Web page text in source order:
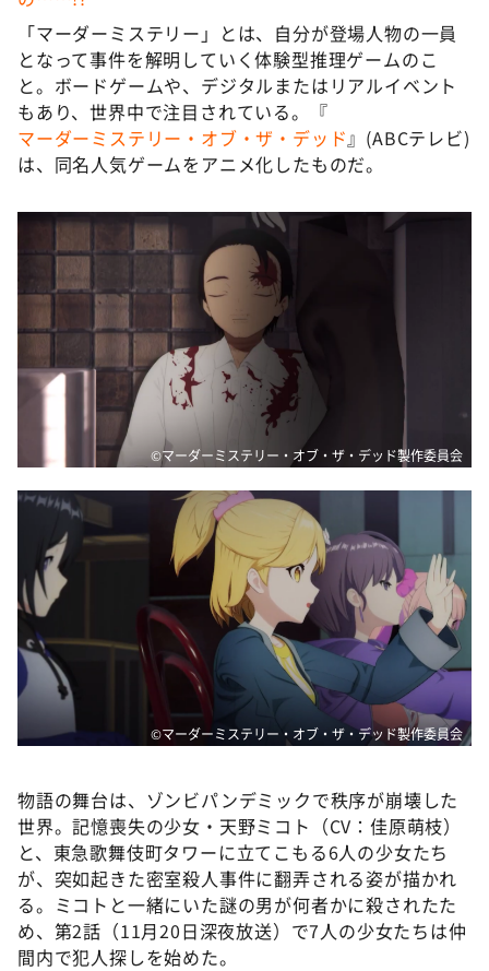
「マーダーミステリー」とは、自分が登場人物の一員
となって事件を解明していく体験型推理ゲームのこ
と。ボードゲームや、デジタルまたはリアルイベント
もあり、世界中で注目されている。『
マーダーミステリー・オブ・ザ・デッド』(ABCテレビ)
は、同名人気ゲームをアニメ化したものだ。
©マーダーミステリー・オブ・ザ・デッド製作委員会
©マーダーミステリー・オブ・ザ・デッド製作委員会
物語の舞台は、ゾンビパンデミックで秩序が崩壊した
世界。記憶喪失の少女・天野ミコト（CV：佳原萌枝）
と、東急歌舞伎町タワーに立てこもる6人の少女たち
が、突如起きた密室殺人事件に翻弄される姿が描かれ
る。ミコトと一緒にいた謎の男が何者かに殺されたた
め、第2話（11月20日深夜放送）で7人の少女たちは仲
間内で犯人探しを始めた。